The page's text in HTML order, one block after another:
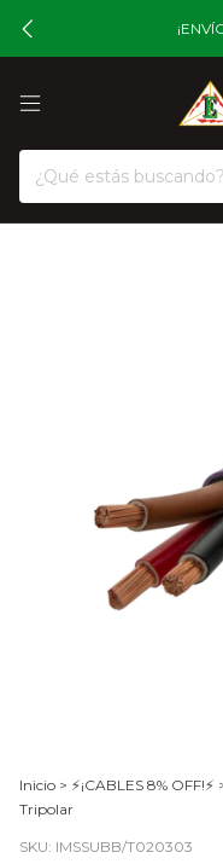
Inicio > ⚡¡CABLES 8% OFF!⚡
Tripolar
SKU: IMSSUBB/T020303